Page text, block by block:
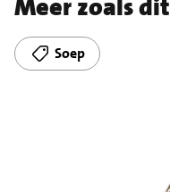
Meer zoals dit
Soep